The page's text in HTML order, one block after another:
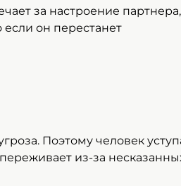
за настроение партнера,
он перестанет
Поэтому человек
из-за